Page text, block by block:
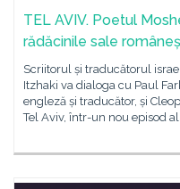
TEL AVIV. Poetul
rădăcinile sale
Scriitorul și traducătorul
Itzhaki va dialoga cu Paul
engleză și traducător, și
Tel Aviv, într-un nou episod al